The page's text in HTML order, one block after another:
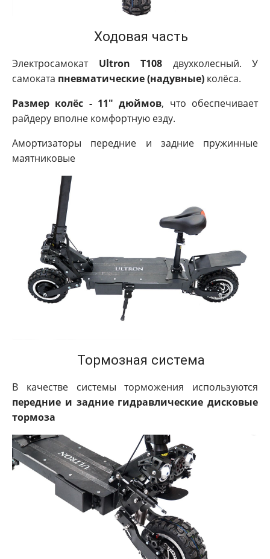
Ходовая часть
Электросамокат Ultron T108 двухколесный. У
самоката пневматические (надувные) колёса.
Размер колёс - 11" дюймов, что обеспечивает
райдеру вполне комфортную езду.
Амортизаторы передние и задние пружинные
маятниковые
Тормозная система
В качестве системы торможения используются
передние и задние гидравлические дисковые
тормоза